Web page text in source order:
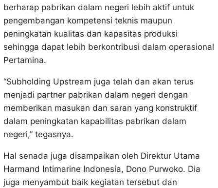
berharap pabrikan dalam negeri lebih aktif untuk
pengembangan kompetensi teknis maupun
peningkatan kualitas dan kapasitas produksi
sehingga dapat lebih berkontribusi dalam operasional
Pertamina.
“Subholding Upstream juga telah dan akan terus
menjadi partner pabrikan dalam negeri dengan
memberikan masukan dan saran yang konstruktif
dalam peningkatan kapabilitas pabrikan dalam
negeri,” tegasnya.
Hal senada juga disampaikan oleh Direktur Utama
Harmand Intimarine Indonesia, Dono Purwoko. Dia
juga menyambut baik kegiatan tersebut dan